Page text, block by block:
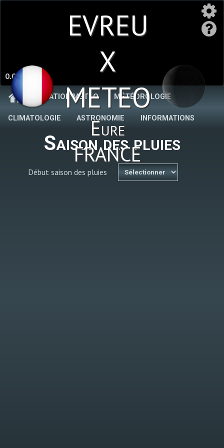
0.0 %
EVREU
X
METEO
Eure
FRANCE
STATION MÉTÉO MÉTÉOROLOGIE
CLIMATOLOGIE ASTRONOMIE INFORMATIONS
Saison des pluies
Début saison des pluies